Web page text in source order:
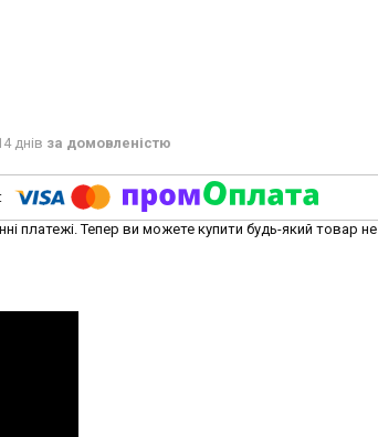
днів за домовленістю
платежі. Тепер ви можете купити будь-який товар не